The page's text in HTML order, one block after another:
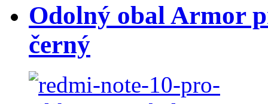
Odolný obal Armor
černý